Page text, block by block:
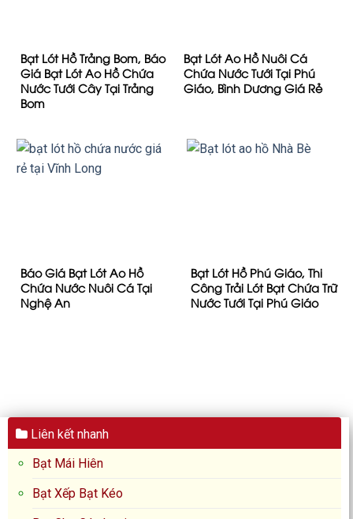
Bạt Lót Hồ Trảng Bom, Báo
Giá Bạt Lót Ao Hồ Chứa
Nước Tưới Cây Tại Trảng
Bom
Bạt Lót Ao Hồ Nuôi Cá
Chứa Nước Tưới Tại Phú
Giáo, Bình Dương Giá Rẻ
Báo Giá Bạt Lót Ao Hồ
Chứa Nước Nuôi Cá Tại
Nghệ An
Bạt Lót Hồ Phú Giáo, Thi
Công Trải Lót Bạt Chứa Trữ
Nước Tưới Tại Phú Giáo
Liên kết nhanh
Bạt Mái Hiên
Bạt Xếp Bạt Kéo